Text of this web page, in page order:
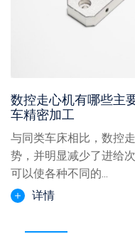
数控走心机有哪些主
车精密加工
与同类车床相比，数控
势，并明显减少了进给
可以使各种不同的...
详情